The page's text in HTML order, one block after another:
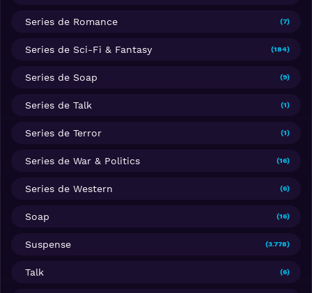
Series de Romance (7)
Series de Sci-Fi & Fantasy (184)
Series de Soap (9)
Series de Talk (1)
Series de Terror (1)
Series de War & Politics (16)
Series de Western (6)
Soap (16)
Suspense (3.778)
Talk (6)